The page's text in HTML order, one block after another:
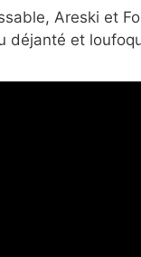
Areski et
déjanté et